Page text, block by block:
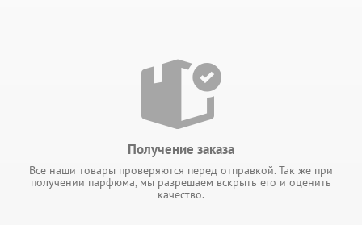
Получение заказа
Все наши товары проверяются перед отправкой. Так же при
получении парфюма, мы разрешаем вскрыть его и оценить
качество.